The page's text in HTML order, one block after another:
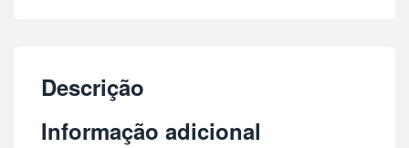
Descrição
Informação adicional